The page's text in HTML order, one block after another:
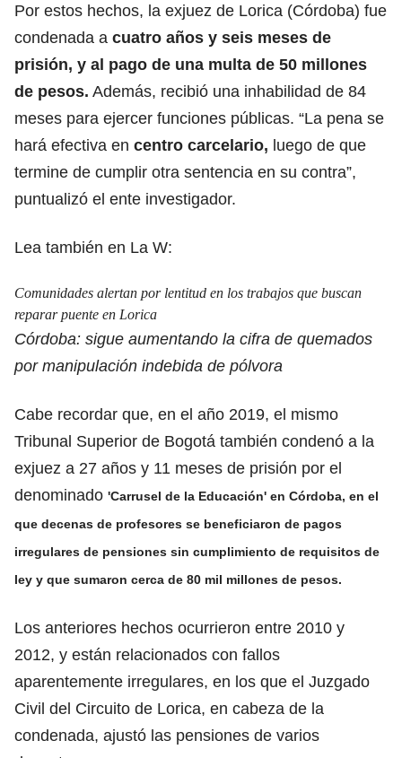
Por estos hechos, la exjuez de Lorica (Córdoba) fue
condenada a cuatro años y seis meses de
prisión, y al pago de una multa de 50 millones
de pesos. Además, recibió una inhabilidad de 84
meses para ejercer funciones públicas. “La pena se
hará efectiva en centro carcelario, luego de que
termine de cumplir otra sentencia en su contra”,
puntualizó el ente investigador.
Lea también en La W:
Comunidades alertan por lentitud en los trabajos que buscan
reparar puente en Lorica
Córdoba: sigue aumentando la cifra de quemados
por manipulación indebida de pólvora
Cabe recordar que, en el año 2019, el mismo
Tribunal Superior de Bogotá también condenó a la
exjuez a 27 años y 11 meses de prisión por el
denominado 'Carrusel de la Educación' en Córdoba, en el
que decenas de profesores se beneficiaron de pagos
irregulares de pensiones sin cumplimiento de requisitos de
ley y que sumaron cerca de 80 mil millones de pesos.
Los anteriores hechos ocurrieron entre 2010 y
2012, y están relacionados con fallos
aparentemente irregulares, en los que el Juzgado
Civil del Circuito de Lorica, en cabeza de la
condenada, ajustó las pensiones de varios